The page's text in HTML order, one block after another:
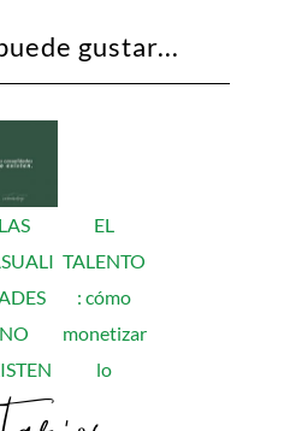
gustar...
LAS
NO
EL
TALENTO
: cómo
monetizar
lo